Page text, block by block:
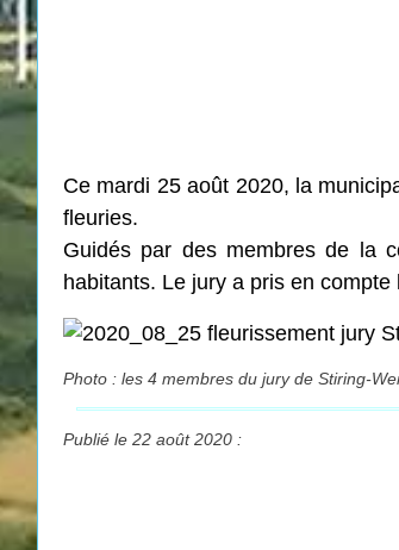
Ce mardi 25 août 2020, la
fleuries.
Guidés par des membres de la
habitants. Le jury a pris en compte
Photo : les 4 membres du jury de Stiring-
Publié le 22 août 2020 :